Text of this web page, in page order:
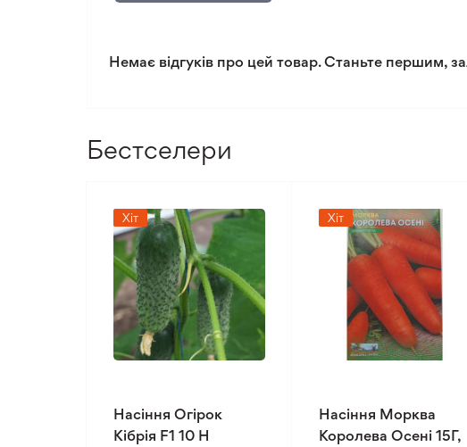
Немає відгуків про цей товар. Станьте першим,
Бестселери
Хіт
Насіння Огірок
Кібрія F1 10 Н
Хіт
Насіння Морква
Королева Осені 15Г,